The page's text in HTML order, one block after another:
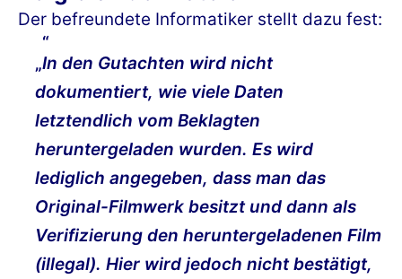
Der befreundete Informatiker stellt dazu fest:
„In den Gutachten wird nicht
dokumentiert, wie viele Daten
letztendlich vom Beklagten
heruntergeladen wurden. Es wird
lediglich angegeben, dass man das
Original-Filmwerk besitzt und dann als
Verifizierung den heruntergeladenen Film
(illegal). Hier wird jedoch nicht bestätigt,